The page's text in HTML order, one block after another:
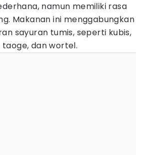
namun memiliki rasa
Makanan ini menggabungkan
sayuran tumis, seperti kubis,
taoge, dan wortel.